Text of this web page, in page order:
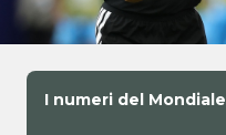
I numeri del Mondiale